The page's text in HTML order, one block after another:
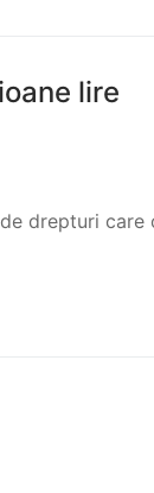
lire
drepturi care